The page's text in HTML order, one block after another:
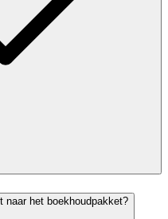
naar het boekhoudpakket?